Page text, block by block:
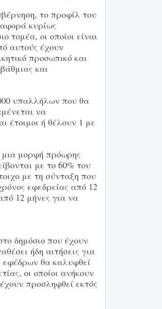
το προφίλ του
κυρίως
τομέα, οι οποίοι είναι
αυτούς έχουν
προσωπικό και
και
υπαλλήλων που θα
να
έτοιμοι ή θέλουν 1 με
μορφή πρόωρης
με το 60% του
με τη σύνταξη που
εφεδρείας από 12
12 μήνες για να
δημόσιο που έχουν
ήδη αιτήσεις για
εφέδρων θα καλυφθεί
οι οποίοι ανήκουν
προσληφθεί εκτός